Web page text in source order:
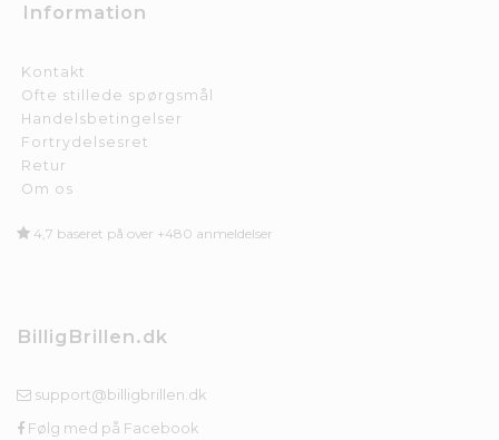
Information
Kontakt
Ofte stillede spørgsmål
Handelsbetingelser
Fortrydelsesret
Retur
Om os
4,7 baseret på over +480 anmeldelser
BilligBrillen.dk
support@billigbrillen.dk
Følg med på Facebook